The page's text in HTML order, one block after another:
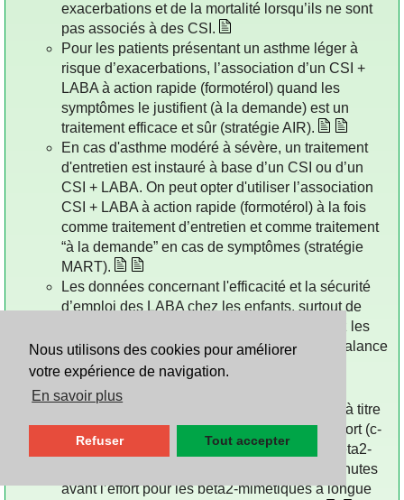
Nous utilisons des cookies pour améliorer
votre expérience de navigation.
En savoir plus
Refuser Tout accepter
exacerbations et de la mortalité lorsqu’ils ne sont
pas associés à des CSI.
Pour les patients présentant un asthme léger à
risque d’exacerbations, l’association d’un CSI +
LABA à action rapide (formotérol) quand les
symptômes le justifient (à la demande) est un
traitement efficace et sûr (stratégie AIR).
En cas d'asthme modéré à sévère, un traitement
d'entretien est instauré à base d’un CSI ou d’un
CSI + LABA. On peut opter d'utiliser l’association
CSI + LABA à action rapide (formotérol) à la fois
comme traitement d’entretien et comme traitement
“à la demande” en cas de symptômes (stratégie
MART).
Les données concernant l'efficacité et la sécurité
d’emploi des LABA chez les enfants, surtout de
moins de 12 ans, sont plus limitées que chez les
adultes. Par conséquent, l’évaluation de la balance
bénéfice-risque est plus difficile.
Asthme d'effort:
-mimétiques inhalés ont une place à titre
préventif et thérapeutique dans l'asthme d'effort (c-
à-d. 10 à 15 minutes avant l’effort pour les bèta2-
mimétiques à courte durée d’action, et 30 minutes
avant l’effort pour les bèta2-mimétiques à longue